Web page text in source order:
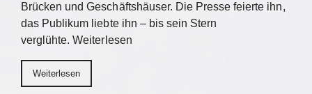
Brücken und Geschäftshäuser. Die Presse feierte ihn,
das Publikum liebte ihn – bis sein Stern
verglühte. Weiterlesen
Weiterlesen